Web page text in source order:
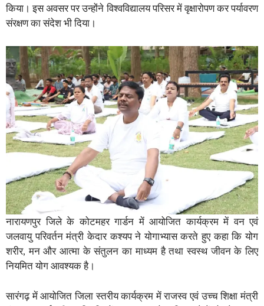
किया। इस अवसर पर उन्होंने विश्वविद्यालय परिसर में वृक्षारोपण कर पर्यावरण
संरक्षण का संदेश भी दिया।
नारायणपुर जिले के कोटमहर गार्डन में आयोजित कार्यक्रम में वन एवं
जलवायु परिवर्तन मंत्री केदार कश्यप ने योगाभ्यास करते हुए कहा कि योग
शरीर, मन और आत्मा के संतुलन का माध्यम है तथा स्वस्थ जीवन के लिए
नियमित योग आवश्यक है।
सारंगढ़ में आयोजित जिला स्तरीय कार्यक्रम में राजस्व एवं उच्च शिक्षा मंत्री